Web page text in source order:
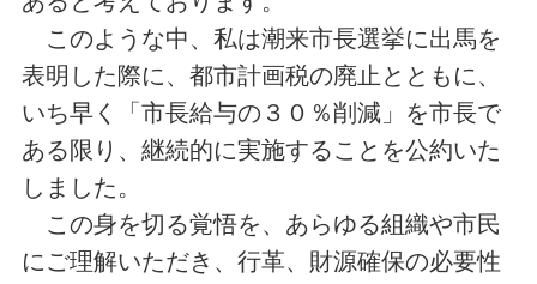
このような中、私は潮来市長選挙に出馬を
表明した際に、都市計画税の廃止とともに、
いち早く「市長給与の３０％削減」を市長で
ある限り、継続的に実施することを公約いた
しました。
この身を切る覚悟を、あらゆる組織や市民
にご理解いただき、行革、財源確保の必要性